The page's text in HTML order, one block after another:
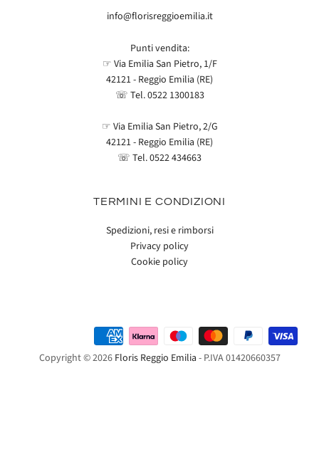
info@florisreggioemilia.it
Punti vendita:
☞ Via Emilia San Pietro, 1/F
42121 - Reggio Emilia (RE)
☏ Tel.0522 1300183
☞ Via Emilia San Pietro, 2/G
42121 - Reggio Emilia (RE)
☏ Tel.0522 434663
TERMINI E CONDIZIONI
Spedizioni, resi e rimborsi
Privacy policy
Cookie policy
Copyright © 2026 Floris Reggio Emilia - P.IVA 01420660357